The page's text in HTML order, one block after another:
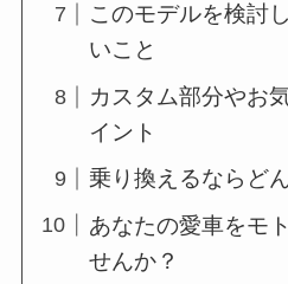
このモデルを検討
いこと
カスタム部分やお
イント
乗り換えるならど
あなたの愛車をモ
せんか？